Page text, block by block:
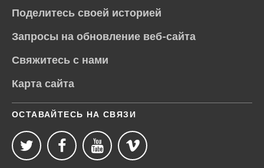
Поделитесь своей историей
Запросы на обновление веб-сайта
Свяжитесь с нами
Карта сайта
ОСТАВАЙТЕСЬ НА СВЯЗИ